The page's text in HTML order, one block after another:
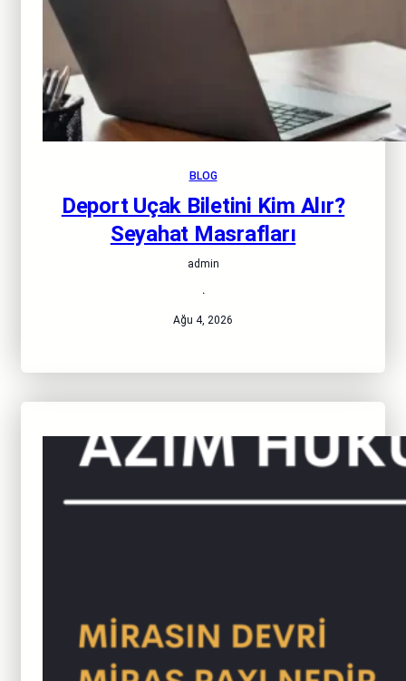
BLOG
Deport Uçak Biletini Kim Alır?
Seyahat Masrafları
admin
·
Ağu 4, 2026